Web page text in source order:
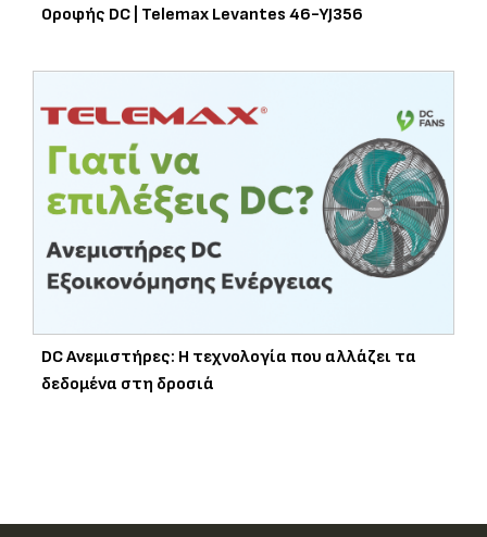
Οροφής DC | Telemax Levantes 46-YJ356
DC Ανεμιστήρες: Η τεχνολογία που αλλάζει τα
δεδομένα στη δροσιά